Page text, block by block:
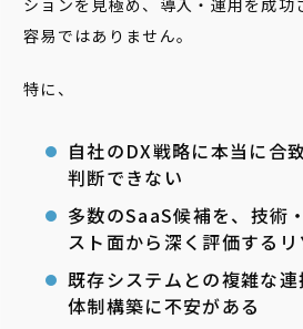
ションを見極め、導入・運用を成功
容易ではありません。
特に、
自社のDX戦略に本当に合
判断できない
多数のSaaS候補を、技術
スト面から深く評価する
既存システムとの複雑な
体制構築に不安がある